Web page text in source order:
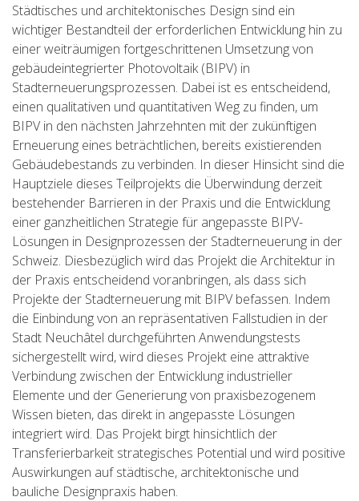
Städtisches und architektonisches Design sind ein
wichtiger Bestandteil der erforderlichen Entwicklung hin zu
einer weiträumigen fortgeschrittenen Umsetzung von
gebäudeintegrierter Photovoltaik (BIPV) in
Stadterneuerungsprozessen. Dabei ist es entscheidend,
einen qualitativen und quantitativen Weg zu finden, um
BIPV in den nächsten Jahrzehnten mit der zukünftigen
Erneuerung eines beträchtlichen, bereits existierenden
Gebäudebestands zu verbinden. In dieser Hinsicht sind die
Hauptziele dieses Teilprojekts die Überwindung derzeit
bestehender Barrieren in der Praxis und die Entwicklung
einer ganzheitlichen Strategie für angepasste BIPV-
Lösungen in Designprozessen der Stadterneuerung in der
Schweiz. Diesbezüglich wird das Projekt die Architektur in
der Praxis entscheidend voranbringen, als dass sich
Projekte der Stadterneuerung mit BIPV befassen. Indem
die Einbindung von an repräsentativen Fallstudien in der
Stadt Neuchâtel durchgeführten Anwendungstests
sichergestellt wird, wird dieses Projekt eine attraktive
Verbindung zwischen der Entwicklung industrieller
Elemente und der Generierung von praxisbezogenem
Wissen bieten, das direkt in angepasste Lösungen
integriert wird. Das Projekt birgt hinsichtlich der
Transferierbarkeit strategisches Potential und wird positive
Auswirkungen auf städtische, architektonische und
bauliche Designpraxis haben.